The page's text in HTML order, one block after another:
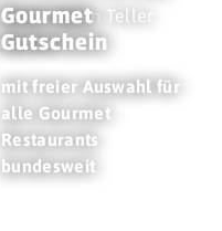
Gourmet
Gutschein
mit freier Auswahl für
alle Gourmet
Restaurants
bundesweit